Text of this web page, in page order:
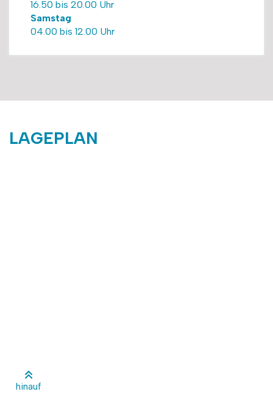
16.50 bis 20.00 Uhr
Samstag
04.00 bis 12.00 Uhr
LAGEPLAN
hinauf